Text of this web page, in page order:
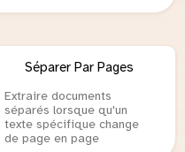
Séparer Par Pages
Extraire documents
séparés lorsque qu'un
texte spécifique change
de page en page